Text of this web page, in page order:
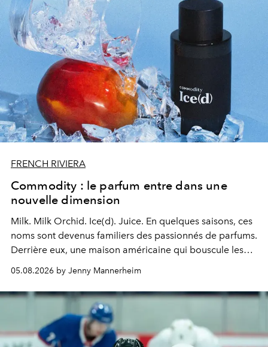
FRENCH RIVIERA
Commodity : le parfum entre dans une
nouvelle dimension
Milk. Milk Orchid. Ice(d). Juice. En quelques saisons, ces
noms sont devenus familiers des passionnés de parfums.
Derrière eux, une maison américaine qui bouscule les
une approche aussi intuitive que personnelle :
Commodity.
05.08.2026 by Jenny Mannerheim